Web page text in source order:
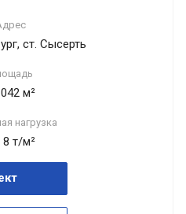
ст. Сысерть
м²
нагрузка
т/м²